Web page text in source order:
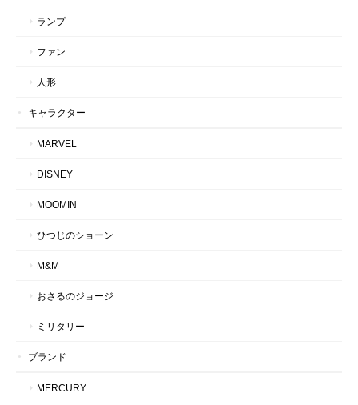
ランプ
ファン
人形
キャラクター
MARVEL
DISNEY
MOOMIN
ひつじのショーン
M&M
おさるのジョージ
ミリタリー
ブランド
MERCURY